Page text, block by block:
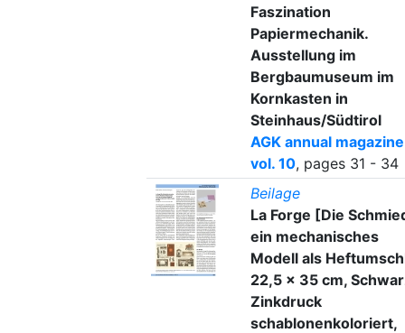
Faszination
Papiermechanik.
Ausstellung im
Bergbaumuseum im
Kornkasten in
Steinhaus/Südtirol
AGK annual magazine
vol. 10, pages 31 - 34
Beilage
La Forge [Die
ein mechanisches
Modell als
22,5 × 35 cm,
Zinkdruck
schablonenkoloriert,